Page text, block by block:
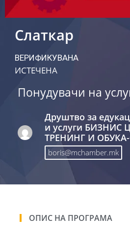
Слаткар
ВЕРИФИКУВАНА
ИСТЕЧЕНА
Понудувачи на
Друштво за
и услуги БИЗНИС
ТРЕНИНГ И
boris@mchamber.mk
ОПИС НА ПРОГРАМА